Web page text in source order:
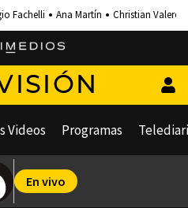
Fachelli Ana Martín Christian Valero
Videos Programas
En vivo